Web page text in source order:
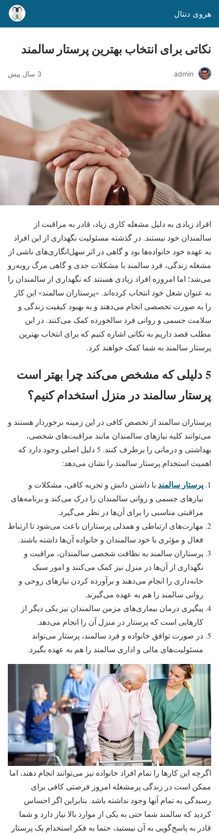
هروی دنتال
نکاتی برای انتخاب بهترین پرستار سالمند
admin 3 سال پیش
افراد زیادی به دلیل مشغله کاری زیاد، قادر به مراقبت از
سالمندان خود نیستند. در گذشته مسئولیت نگهداری از این افراد
به عهده خود خانواده‌ها بود و گاهی در اثر سهل‌انگاری‌های ناشی از
مشغله زندگی، فرد سالمند با مشکلات جدی و گاهی مرگ روبه‌رو
می‌شد؛ اما امروزه افراد زیادی هستند که نگهداری از سالمندان را
به عنوان شغل خود انتخاب کرده‌اند. «پرستاران سالمند» این کار
را به صورت تخصصی انجام می‌دهند و به بهبود کیفیت زندگی و
سلامت جسمی و روانی فرد سالخورده کمک می‌کنند. در این
مطلب قصد داریم به نکاتی اشاره کنیم که برای انتخاب بهترین
پرستار سالمند به شما کمک خواهند کرد.
5 دلیلی که مشخص می‌کند چرا بهتر است
پرستار سالمند در منزل استخدام کنیم؟
پرستاران سالمند از تخصص کافی در این زمینه برخوردار هستند و
می‌توانند کلیه نیازهای سالمندان مانند مراقبت‌های شخصی،
بهداشتی و درمانی را برطرف کنند. 5 دلیل اصلی وجود دارد که
اهمیت استخدام پرستار سالمند را نشان می‌دهد:
پرستار سالمند با داشتن دانش و تجربه کافی، مشکلات و
نیازهای جسمی و روانی سالمندان را درک می‌کند و برنامه‌های
مراقبتی مناسبی را برای آن‌ها در نظر می‌گیرد.
مهارت‌های ارتباطی و همدلی پرستاران باعث می‌شود تا ارتباط
فعال و مؤثری با خود سالمندان و خانواده‌ آن‌ها داشته باشند.
پرستاران سالمند به نظافت شخصی سالمندان، مراقبت و
نگهداری از آن‌ها در منزل نیز کمک می‌کنند و امور سبک
خانه‌داری را انجام می‌دهند و برآورده کردن نیازهای روحی و
روانی سالمند را هم به عهده می‌گیرند.
پیگیری درمان بیماری‌های مزمن سالمندان نیز یکی دیگر از
کارهایی است که پرستار در منزل آن را انجام می‌دهد.
در صورت توافق خانواده و فرد سالمند، پرستار می‌تواند
مسئولیت‌های مالی و اداری سالمند را هم به عهده بگیرد.
اگرچه این کارها را تمام افراد خانواده نیز می‌توانند انجام دهند، اما
ممکن است در زندگی پرمشغله امروز فرصتی کافی برای
رسیدگی به تمام آنها وجود نداشته باشد. بنابراین اگر احساس
کردید که سالمند شما حتی به یکی از موارد بالا نیاز دارد و شما
قادر به پاسخ‌گویی به آن نیستید، حتما به فکر استخدام یک پرستار